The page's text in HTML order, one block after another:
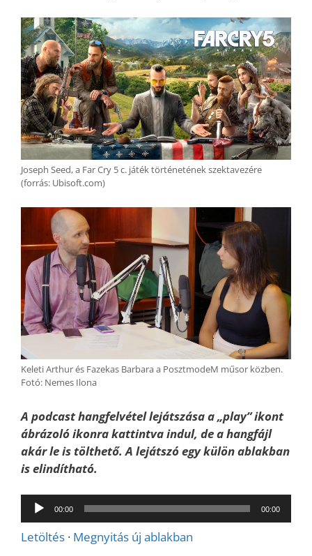
Joseph Seed, a Far Cry 5 c. játék történetének szektavezére
(forrás: Ubisoft.com)
Keleti Arthur és Fazekas Barbara a PosztmodeM műsor közben.
Fotó: Nemes Ilona
A podcast hangfelvétel lejátszása a „play” ikont
ábrázoló ikonra kattintva indul, de a hangfájl
akár le is tölthető. A lejátszó egy külön ablakban
is elindítható.
Audió
lejátszó
00:00 00:00
Letöltés · Megnyitás új ablakban